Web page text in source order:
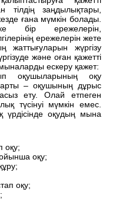
тілдің заңдылықтары,
ғана мүмкін болады.
бір ережелерін,
ережелерін жете
жаттығуларын жүргізу
және оған қажетті
мыналарды ескеру қажет:
оқушыларының оқу
– оқушының дұрыс
ету. Олай етпеген
түсінуі мүмкін емес.
үрдісінде оқудың мына
оқу;
оқу;
оқу;